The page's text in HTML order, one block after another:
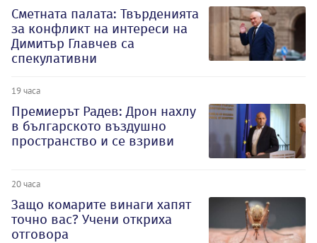
Сметната палата: Твърденията
за конфликт на интереси на
Димитър Главчев са
спекулативни
19 часа
Премиерът Радев: Дрон нахлу
в българското въздушно
пространство и се взриви
20 часа
Защо комарите винаги хапят
точно вас? Учени откриха
отговора